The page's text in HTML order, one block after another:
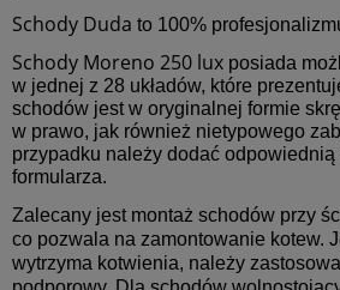
Schody Duda to 100%
Schody Moreno 250 lux posiada
w jednej z 28 układów, które
schodów jest w oryginalnej formie
w prawo, jak również nietypowego
przypadku należy dodać
formularza.
Zalecany jest montaż schodów przy
co pozwala na zamontowanie kotew.
wytrzyma kotwienia, należy